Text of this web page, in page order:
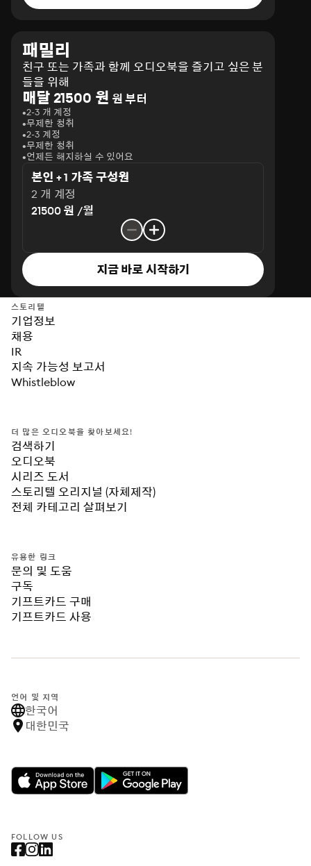
패밀리
친구 또는 가족과 함께 오디오북을 즐기고 싶은 분
들을 위해
매달 21500 원 원 부터
2-3 개 계정
무제한 청취
2-3 계정
무제한 청취
언제든 해지하실 수 있어요
본인 + 1 가족 구성원
2 개 계정
21500 원 /월
지금 바로 시작하기
스토리텔
기업정보
채용
IR
지속 가능성 보고서
Whistleblow
더 많은 오디오북을 찾아보세요!
검색하기
오디오북
시리즈 도서
스토리텔 오리지널 (자체제작)
전체 카테고리 살펴보기
유용한 링크
문의 및 도움
구독
기프트카드 구매
기프트카드 사용
언어 및 지역
한국어
대한민국
FOLLOW US